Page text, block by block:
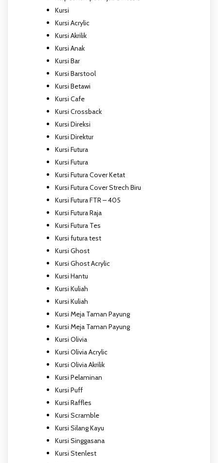
Kursi
Kursi Acrylic
Kursi Akrilik
Kursi Anak
Kursi Bar
Kursi Barstool
Kursi Betawi
Kursi Cafe
Kursi Crossback
Kursi Direksi
Kursi Direktur
Kursi Futura
Kursi Futura
Kursi Futura Cover Ketat
Kursi Futura Cover Strech Biru
Kursi Futura FTR – 405
Kursi Futura Raja
Kursi Futura Tes
Kursi futura test
Kursi Ghost
Kursi Ghost Acrylic
Kursi Hantu
Kursi Kuliah
Kursi Kuliah
Kursi Meja Taman Payung
Kursi Meja Taman Payung
Kursi Olivia
Kursi Olivia Acrylic
Kursi Olivia Akrilik
Kursi Pelaminan
Kursi Puff
Kursi Raffles
Kursi Scramble
Kursi Silang Kayu
Kursi Singgasana
Kursi Stenlest